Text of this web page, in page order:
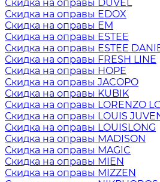
Скидка на оправы DUVEL
Скидка на оправы EDOX
Скидка на оправы EM
Скидка на оправы ESTEE
Скидка на оправы ESTEE
Скидка на оправы FRESH LINE
Скидка на оправы HOPE
Скидка на оправы JACOPO
Скидка на оправы KUBIK
Скидка на оправы LORENZO
Скидка на оправы LOUIS
Скидка на оправы LOUISLONG
Скидка на оправы MADISON
Скидка на оправы MAGIC
Скидка на оправы MIEN
Скидка на оправы MIZZEN